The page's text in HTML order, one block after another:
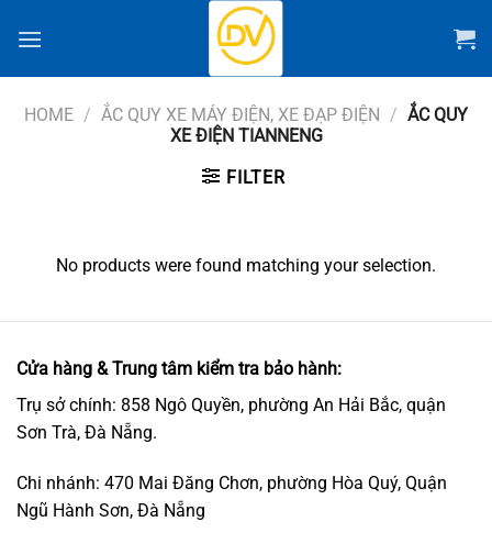
đến
HOME / ẮC QUY XE MÁY ĐIỆN, XE ĐẠP ĐIỆN / ẮC QUY
XE ĐIỆN TIANNENG
FILTER
No products were found matching your selection.
Cửa hàng & Trung tâm kiểm tra bảo hành:
Trụ sở chính: 858 Ngô Quyền, phường An Hải Bắc, quận
Sơn Trà, Đà Nẵng.
Chi nhánh: 470 Mai Đăng Chơn, phường Hòa Quý, Quận
Ngũ Hành Sơn, Đà Nẵng